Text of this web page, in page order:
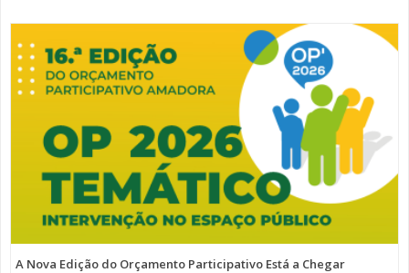
A Nova Edição do Orçamento Participativo Está a Chegar